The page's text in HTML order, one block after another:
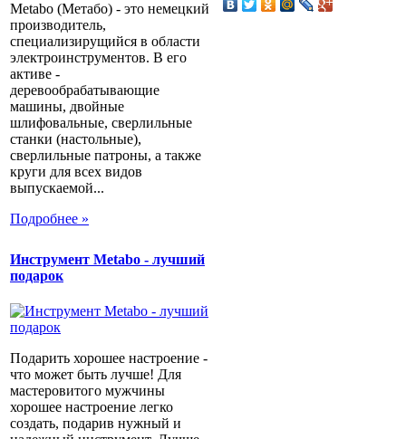
Metabo (Метабо) - это немецкий
производитель,
специализирущийся в области
электроинструментов. В его
активе -
деревообрабатывающие
машины, двойные
шлифовальные, сверлильные
станки (настольные),
сверлильные патроны, а также
круги для всех видов
выпускаемой...
Подробнее »
Инструмент Metabo - лучший
подарок
Подарить хорошее настроение -
что может быть лучше! Для
мастеровитого мужчины
хорошее настроение легко
создать, подарив нужный и